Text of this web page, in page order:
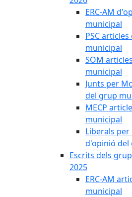
ERC-AM
municipal
PSC
municipal
SOM
municipal
Junts per
del grup
MECP
municipal
Liberals
d'opinió del
Escrits dels
2025
ERC-AM
municipal